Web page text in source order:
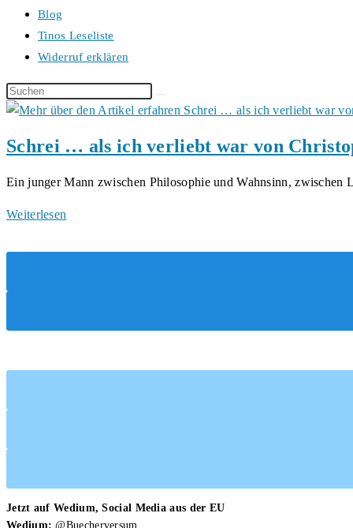
Blog
Tinos Leseliste
Widerruf erklären
Diese
Website
Schrei … als ich verliebt war von
Ein junger Mann zwischen Philosophie und Wahnsinn, zwischen
Weiterlesen
als
von
Schmassmann
Jetzt auf Wedium, Social Media aus der EU
Wedium: @Buecherversum